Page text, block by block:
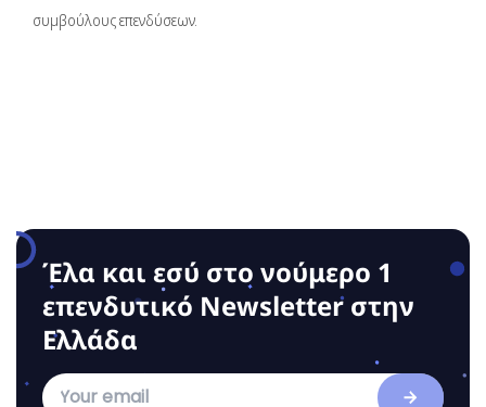
συμβούλους επενδύσεων.
Έλα και εσύ στο νούμερο 1
επενδυτικό Νewsletter στην
Ελλάδα